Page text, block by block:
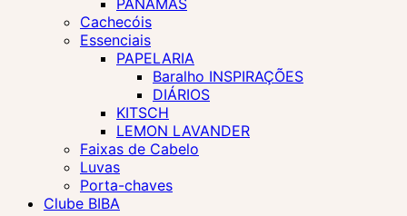
PANAMÁS
Cachecóis
Essenciais
PAPELARIA
Baralho INSPIRAÇÕES
DIÁRIOS
KITSCH
LEMON LAVANDER
Faixas de Cabelo
Luvas
Porta-chaves
Clube BIBA